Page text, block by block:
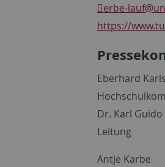
erbe-lauf
https://
Eberhard
Dr. Karl
Leitung
Antje Karbe